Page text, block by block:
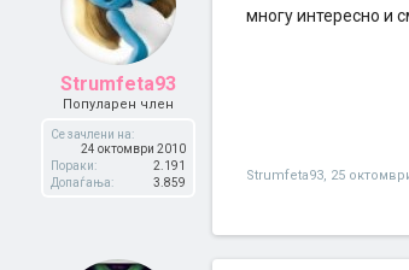
Strumfeta93
Популарен член
Се зачлени на:
24 октомври 2010
Пораки:
2.191
Допаѓања:
3.859
многу интересно и
Strumfeta93, 25